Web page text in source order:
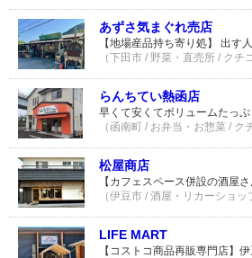
あずさ気まぐれ売店
【地場産品持ち寄り処】 出す
（下田市 / 野菜・直売所 / クチ
らんちてい熱函店
早くて安くてボリュームたっ
（函南町 / お弁当・お惣菜 / ク
松屋商店
【カフェスペース併設の酒屋
（伊豆市 / 酒屋・リカーショッ
LIFE MART
【コストコ商品再販専門店】